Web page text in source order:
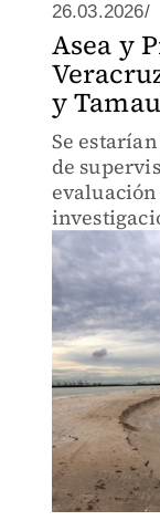
26.03.2026/
Asea y
y
Se
de